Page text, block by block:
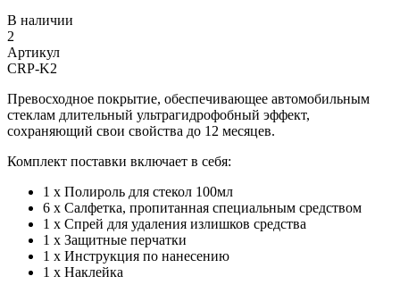
В наличии
2
Артикул
CRP-K2
Превосходное покрытие, обеспечивающее автомобильным
стеклам длительный ультрагидрофобный эффект,
сохраняющий свои свойства до 12 месяцев.
Комплект поставки включает в себя:
1 х Полироль для стекол 100мл
6 х Салфетка, пропитанная специальным средством
1 х Спрей для удаления излишков средства
1 х Защитные перчатки
1 х Инструкция по нанесению
1 х Наклейка